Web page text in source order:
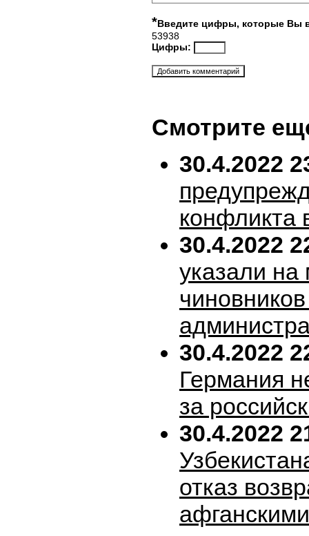
*Введите цифры, которые Вы
53938
Цифры:
Смотрите
30.4.2022
конфликта
30.4.2022
указали на
30.4.2022
Германия
за
30.4.2022
отказ